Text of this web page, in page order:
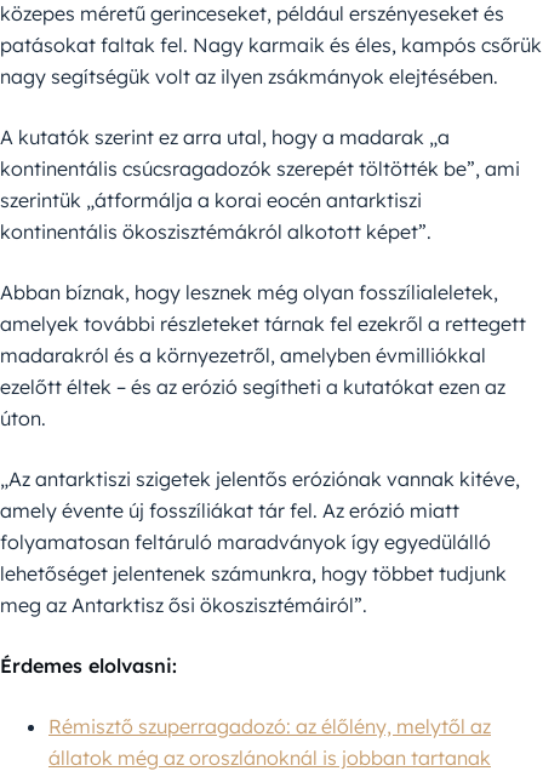
közepes méretű gerinceseket, például erszényeseket és
patásokat faltak fel. Nagy karmaik és éles, kampós csőrük
nagy segítségük volt az ilyen zsákmányok elejtésében.
A kutatók szerint ez arra utal, hogy a madarak „a
kontinentális csúcsragadozók szerepét töltötték be”, ami
szerintük „átformálja a korai eocén antarktiszi
kontinentális ökoszisztémákról alkotott képet”.
Abban bíznak, hogy lesznek még olyan fosszílialeletek,
amelyek további részleteket tárnak fel ezekről a rettegett
madarakról és a környezetről, amelyben évmilliókkal
ezelőtt éltek – és az erózió segítheti a kutatókat ezen az
úton.
„Az antarktiszi szigetek jelentős eróziónak vannak kitéve,
amely évente új fosszíliákat tár fel. Az erózió miatt
folyamatosan feltáruló maradványok így egyedülálló
lehetőséget jelentenek számunkra, hogy többet tudjunk
meg az Antarktisz ősi ökoszisztémáiról”.
Érdemes elolvasni:
Rémisztő szuperragadozó: az élőlény, melytől az
állatok még az oroszlánoknál is jobban tartanak